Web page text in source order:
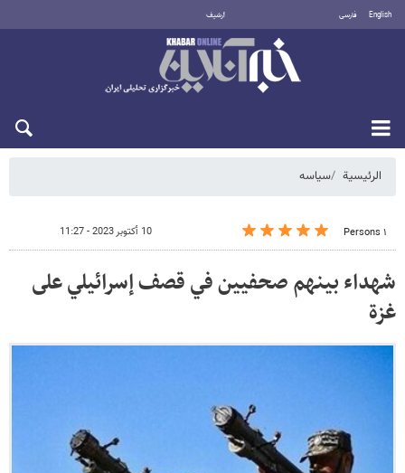
English فارسی أرشيف
الرئيسية سیاسه
١ Persons 10 أكتوبر 2023 - 11:27
شهداء بينهم صحفيين في قصف إسرائيلي على
غزة